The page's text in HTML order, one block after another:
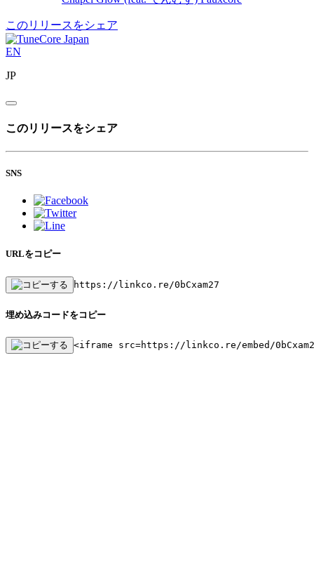
このリリースをシェア
EN
JP
このリリースをシェア
SNS
URLをコピー
https://linkco.re/0bCxam27
埋め込みコードをコピー
<iframe src=https://linkco.re/embed/